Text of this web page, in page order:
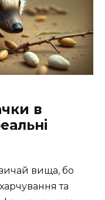
в
вища, бо
та